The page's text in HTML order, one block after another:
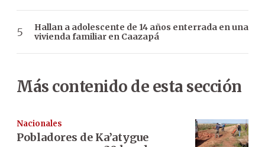
Hallan a adolescente de 14 años enterrada en una
vivienda familiar en Caazapá
Más contenido de esta sección
Nacionales
Pobladores de Ka’atygue